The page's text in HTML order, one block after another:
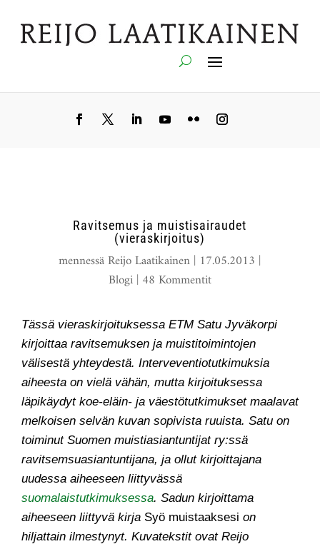
Ravitsemus ja muistisairaudet
(vieraskirjoitus)
mennessä Reijo Laatikainen | 17.05.2013 |
Blogi| 48 Kommentit
Tässä vieraskirjoituksessa ETM Satu Jyväkorpi
kirjoittaa ravitsemuksen ja muistitoimintojen
välisestä yhteydestä. Interveventiotutkimuksia
aiheesta on vielä vähän, mutta kirjoituksessa
läpikäydyt koe-eläin- ja väestötutkimukset maalavat
melkoisen selvän kuvan sopivista ruuista. Satu on
toiminut Suomen muistiasiantuntijat ry:ssä
ravitsemsuasiantuntijana, ja ollut kirjoittajana
uudessa aiheeseen liittyvässä
suomalaistutkimuksessa. Sadun kirjoittama
aiheeseen liittyvä kirjaSyö muistaaksesi on
hiljattain ilmestynyt. Kuvatekstit ovat Reijo